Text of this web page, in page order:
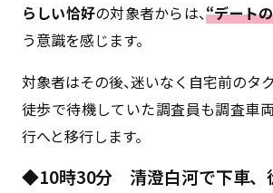
らしい恰好の対象者からは、“デート
う意識を感じます。
対象者はその後、迷いなく自宅前のタ
徒歩で待機していた調査員も調査車
行へと移行します。
◆10時30分 清澄白河で下車、